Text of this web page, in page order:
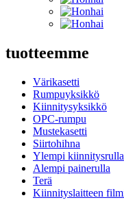
tuotteemme
Värikasetti
Rumpuyksikkö
Kiinnitysyksikkö
OPC-rumpu
Mustekasetti
Siirtohihna
Ylempi kiinnitysrulla
Alempi painerulla
Terä
Kiinnityslaitteen